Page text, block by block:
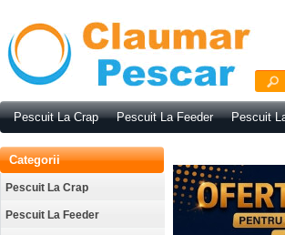
Pescuit La Crap Pescuit La Feeder Pescuit
Categorii
Pescuit La Crap
Pescuit La Feeder